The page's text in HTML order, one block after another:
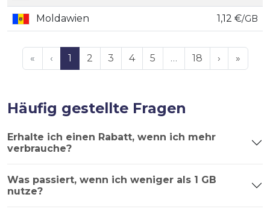
Moldawien 1,12 €/GB
« ‹ 1 2 3 4 5 … 18 › »
Häufig gestellte Fragen
Erhalte ich einen Rabatt, wenn ich mehr
verbrauche?
Was passiert, wenn ich weniger als 1 GB
nutze?